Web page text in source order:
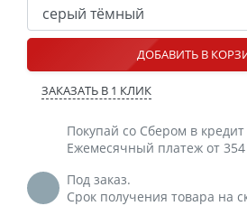
ДОБАВИТЬ В
ЗАКАЗАТЬ В 1 КЛИК
Покупай со Сбером в
Ежемесячный платеж от
Под заказ.
Срок получения товара на